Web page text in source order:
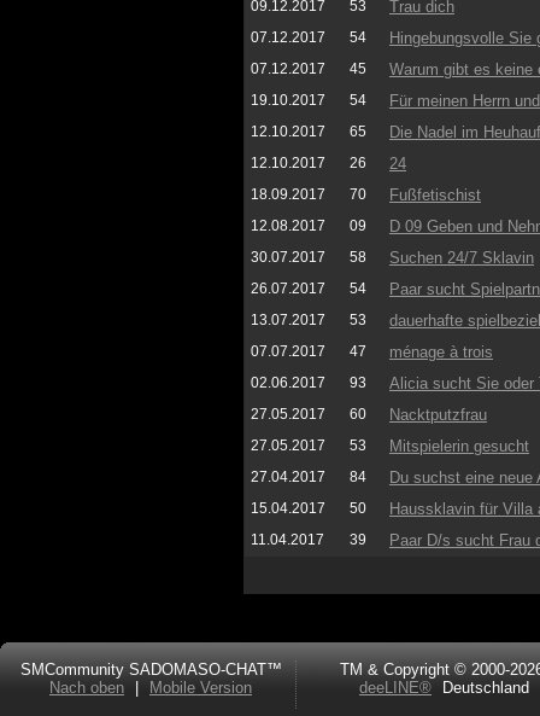
09.12.2017 53 Trau dich
07.12.2017 54 Hingebungsvolle Sie
07.12.2017 45 Warum gibt es keine
19.10.2017 54 Für meinen Herrn
12.10.2017 65 Die Nadel im
12.10.2017 26 24
18.09.2017 70 Fußfetischist
12.08.2017 09 D 09 Geben und
30.07.2017 58 Suchen 24/7 Sklavin
26.07.2017 54 Paar sucht
13.07.2017 53 dauerhafte
07.07.2017 47 ménage à trois
02.06.2017 93 Alicia sucht Sie oder
27.05.2017 60 Nacktputzfrau
27.05.2017 53 Mitspielerin gesucht
27.04.2017 84 Du suchst eine neue
15.04.2017 50 Haussklavin für Villa
11.04.2017 39 Paar D/s sucht Frau
SMCommunity SADOMASO-CHAT™
Nach oben
Mobile Version
TM & Copyright © 2000-
deeLINE®
Deutschland